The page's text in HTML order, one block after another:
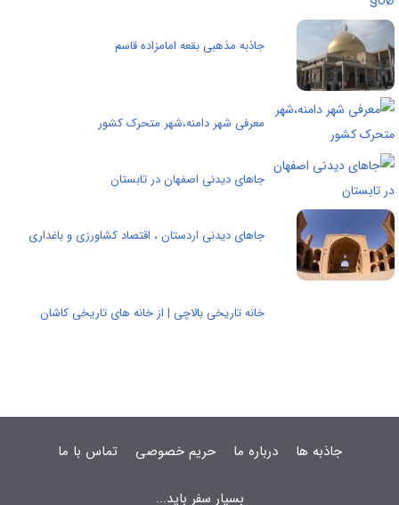
جاذبه مذهبی بقعه امامزاده قاسم
معرفی شهر دامنه،شهر متحرک کشور
جاهای دیدنی اصفهان در تابستان
جاهای دیدنی اردستان ، اقتصاد كشاورزی و باغداری
خانه تاریخی بالاچی | از خانه های تاریخی کاشان
جاذبه ها درباره ما حریم خصوصی تماس با ما
بسیار سفر باید...